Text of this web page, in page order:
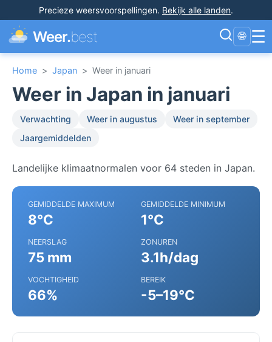
Precieze weersvoorspellingen. Bekijk alle landen.
Weer.best 🌐 ☰
Home > Japan > Weer in januari
Weer in Japan in januari
Verwachting Weer in augustus
Weer in september
Jaargemiddelden
Landelijke klimaatnormalen voor 64 steden in Japan.
GEMIDDELDE MAXIMUM
8°C
GEMIDDELDE MINIMUM
1°C
NEERSLAG
75 mm
ZONUREN
3.1h/dag
VOCHTIGHEID
66%
BEREIK
-5–19°C